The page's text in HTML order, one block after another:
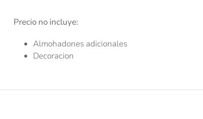
Precio no incluye:
Almohadones adicionales
Decoracion